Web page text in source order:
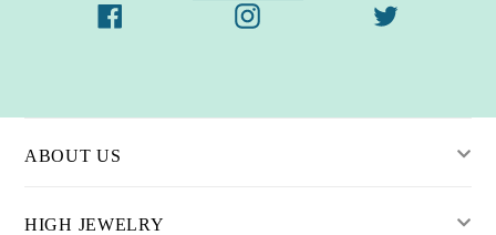
Facebook
Instagram
ABOUT US
HIGH JEWELRY